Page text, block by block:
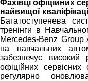
Фахівці офіційних
найвищої
Багатоступенева
тренінги в
Mercedes-Benz Group
на навчальних
забезпечує високий
офіційних
регулярно